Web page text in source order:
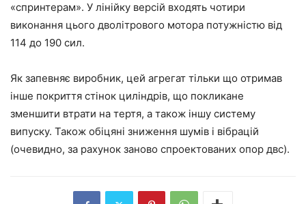
«спринтерам». У лінійку версій входять чотири
виконання цього дволітрового мотора потужністю від
114 до 190 сил.
Як запевняє виробник, цей агрегат тільки що отримав
інше покриття стінок циліндрів, що покликане
зменшити втрати на тертя, а також іншу систему
випуску. Також обіцяні зниження шумів і вібрацій
(очевидно, за рахунок заново спроектованих опор двс).